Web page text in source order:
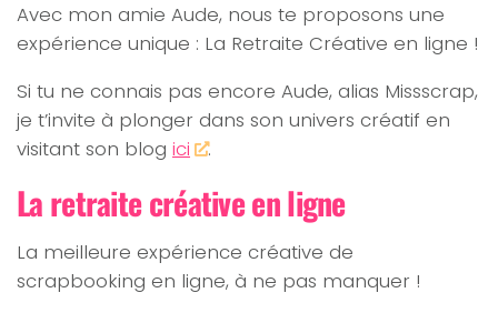
Avec mon amie Aude, nous te proposons une
expérience unique : La Retraite Créative en ligne !
Si tu ne connais pas encore Aude, alias Missscrap,
je t’invite à plonger dans son univers créatif en
visitant son blog ici .
La retraite créative en ligne
La meilleure expérience créative de
scrapbooking en ligne, à ne pas manquer !